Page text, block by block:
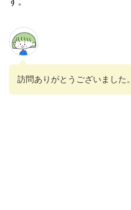
訪問ありがとうございました。